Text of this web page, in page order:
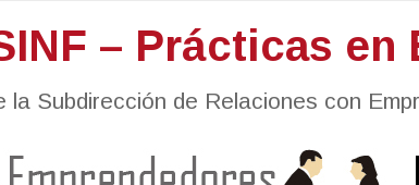
– Prácticas en
la Subdirección de Relaciones con